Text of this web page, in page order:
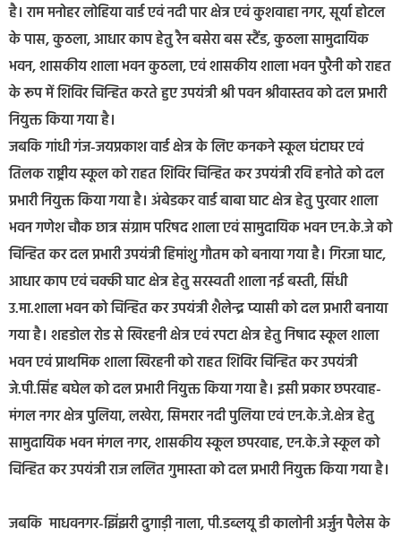
है। राम मनोहर लोहिया वार्ड एवं नदी पार क्षेत्र एवं कुशवाहा नगर, सूर्या होटल
के पास, कुठला, आधार काप हेतु रैन बसेरा बस स्टैंड, कुठला सामुदायिक
भवन, शासकीय शाला भवन कुठला, एवं शासकीय शाला भवन पुरैनी को राहत
के रूप में शिविर चिन्हित करते हुए उपयंत्री श्री पवन श्रीवास्तव को दल प्रभारी
नियुक्त किया गया है।
जबकि गांधी गंज-जयप्रकाश वार्ड क्षेत्र के लिए कनकने स्कूल घंटाघर एवं
तिलक राष्ट्रीय स्कूल को राहत शिविर चिन्हित कर उपयंत्री रवि हनोते को दल
प्रभारी नियुक्त किया गया है। अंबेडकर वार्ड बाबा घाट क्षेत्र हेतु पुरवार शाला
भवन गणेश चौक छात्र संग्राम परिषद शाला एवं सामुदायिक भवन एन.के.जे को
चिन्हित कर दल प्रभारी उपयंत्री हिमांशु गौतम को बनाया गया है। गिरजा घाट,
आधार काप एवं चक्की घाट क्षेत्र हेतु सरस्वती शाला नई बस्ती, सिंधी
उ.मा.शाला भवन को चिन्हित कर उपयंत्री शैलेन्द्र प्यासी को दल प्रभारी बनाया
गया है। शहडोल रोड से खिरहनी क्षेत्र एवं रपटा क्षेत्र हेतु निषाद स्कूल शाला
भवन एवं प्राथमिक शाला खिरहनी को राहत शिविर चिन्हित कर उपयंत्री
जे.पी.सिंह बघेल को दल प्रभारी नियुक्त किया गया है। इसी प्रकार छपरवाह-
मंगल नगर क्षेत्र पुलिया, लखेरा, सिमरार नदी पुलिया एवं एन.के.जे.क्षेत्र हेतु
सामुदायिक भवन मंगल नगर, शासकीय स्कूल छपरवाह, एन.के.जे स्कूल को
चिन्हित कर उपयंत्री राज ललित गुमास्ता को दल प्रभारी नियुक्त किया गया है।
जबकि माधवनगर-झिंझरी दुगाड़ी नाला, पी.डब्लयू डी कालोनी अर्जुन पैलेस के